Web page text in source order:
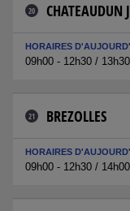
20 CHATEAUDUN
HORAIRES
09h00 - 12h30 /
21 BREZOLLES
HORAIRES
09h00 - 12h30 /